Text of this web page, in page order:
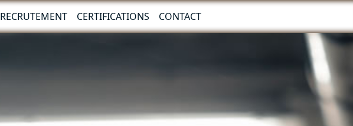
RECRUTEMENT CERTIFICATIONS CONTACT